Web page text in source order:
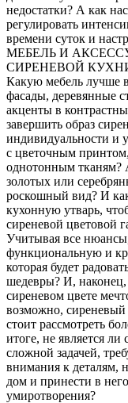
недостатки? А как
регулировать
времени суток и
МЕБЕЛЬ И
СИРЕНЕВОЙ
Какую мебель лучше
фасады, деревянные
акценты в
завершить образ
индивидуальности и
с цветочным
однотонным тканям?
золотых или
роскошный вид? И
кухонную утварь,
сиреневой цветовой
Учитывая все
функциональную и
которая будет
шедевры? И, наконец,
сиреневом цвете
возможно, сиреневый
стоит рассмотреть
итоге, не является
сложной задачей,
внимания к деталям,
дом и принести в
умиротворения?